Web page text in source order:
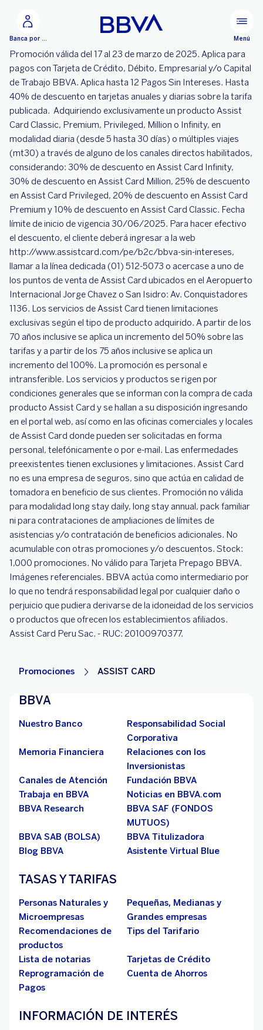
Banca por Internet Menú
Promoción válida del 17 al 23 de marzo de 2025. Aplica para
pagos con Tarjeta de Crédito, Débito, Empresarial y/o Capital
de Trabajo BBVA. Aplica hasta 12 Pagos Sin Intereses. Hasta
40% de descuento en tarjetas anuales y diarias sobre la tarifa
publicada. Adquiriendo exclusivamente un producto Assist
Card Classic, Premium, Privileged, Million o Infinity, en
modalidad diaria (desde 5 hasta 30 días) o múltiples viajes
(mt30) a través de alguno de los canales directos habilitados,
considerando: 30% de descuento en Assist Card Infinity,
30% de descuento en Assist Card Million, 25% de descuento
en Assist Card Privileged, 20% de descuento en Assist Card
Premium y 10% de descuento en Assist Card Classic. Fecha
límite de inicio de vigencia 30/06/2025. Para hacer efectivo
el descuento, el cliente deberá ingresar a la web
http://www.assistcard.com/pe/b2c/bbva-sin-intereses,
llamar a la línea dedicada (01) 512-5073 o acercase a uno de
los puntos de venta de Assist Card ubicados en el Aeropuerto
Internacional Jorge Chavez o San Isidro: Av. Conquistadores
1136. Los servicios de Assist Card tienen limitaciones
exclusivas según el tipo de producto adquirido. A partir de los
70 años inclusive se aplica un incremento del 50% sobre las
tarifas y a partir de los 75 años inclusive se aplica un
incremento del 100%. La promoción es personal e
intransferible. Los servicios y productos se rigen por
condiciones generales que se informan con la compra de cada
producto Assist Card y se hallan a su disposición ingresando
en el portal web, así como en las oficinas comerciales y locales
de Assist Card donde pueden ser solicitadas en forma
personal, telefónicamente o por e-mail. Las enfermedades
preexistentes tienen exclusiones y limitaciones. Assist Card
no es una empresa de seguros, sino que actúa en calidad de
tomadora en beneficio de sus clientes. Promoción no válida
para modalidad long stay daily, long stay annual, pack familiar
ni para contrataciones de ampliaciones de límites de
asistencias y/o contratación de beneficios adicionales. No
acumulable con otras promociones y/o descuentos. Stock:
1,000 promociones. No válido para Tarjeta Prepago BBVA.
Imágenes referenciales. BBVA actúa como intermediario por
lo que no tendrá responsabilidad legal por cualquier daño o
perjuicio que pudiera derivarse de la idoneidad de los servicios
o productos que ofrecen los establecimientos afiliados.
Assist Card Peru Sac. - RUC: 20100970377.
Promociones ASSIST CARD
BBVA
Nuestro Banco
Responsabilidad Social
Corporativa
Memoria Financiera
Relaciones con los
Inversionistas
Canales de Atención
Fundación BBVA
Trabaja en BBVA
Noticias en BBVA.com
BBVA Research
BBVA SAF (FONDOS
MUTUOS)
BBVA SAB (BOLSA)
BBVA Titulizadora
Blog BBVA
Asistente Virtual Blue
TASAS Y TARIFAS
Personas Naturales y
Microempresas
Pequeñas, Medianas y
Grandes empresas
Recomendaciones de
productos
Tips del Tarifario
Lista de notarias
Tarjetas de Crédito
Reprogramación de
Pagos
Cuenta de Ahorros
INFORMACIÓN DE INTERÉS